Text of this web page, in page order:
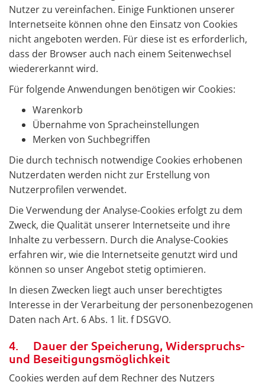
Nutzer zu vereinfachen. Einige Funktionen unserer
Internetseite können ohne den Einsatz von Cookies
nicht angeboten werden. Für diese ist es erforderlich,
dass der Browser auch nach einem Seitenwechsel
wiedererkannt wird.
Für folgende Anwendungen benötigen wir Cookies:
Warenkorb
Übernahme von Spracheinstellungen
Merken von Suchbegriffen
Die durch technisch notwendige Cookies erhobenen
Nutzerdaten werden nicht zur Erstellung von
Nutzerprofilen verwendet.
Die Verwendung der Analyse-Cookies erfolgt zu dem
Zweck, die Qualität unserer Internetseite und ihre
Inhalte zu verbessern. Durch die Analyse-Cookies
erfahren wir, wie die Internetseite genutzt wird und
können so unser Angebot stetig optimieren.
In diesen Zwecken liegt auch unser berechtigtes
Interesse in der Verarbeitung der personenbezogenen
Daten nach Art. 6 Abs. 1 lit. f DSGVO.
4. Dauer der Speicherung, Widerspruchs-
und Beseitigungsmöglichkeit
Cookies werden auf dem Rechner des Nutzers